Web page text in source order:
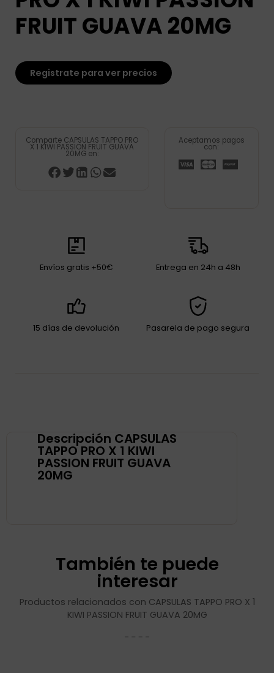
FRUIT GUAVA 20MG
Registrate para ver precios
Comparte CAPSULAS TAPPO PRO
X 1 KIWI PASSION FRUIT GUAVA
20MG en:
Aceptamos pagos
con:
Envíos gratis +50€ Entrega en 24h a 48h
15 días de devolución Pasarela de pago segura
Descripción CAPSULAS
TAPPO PRO X 1 KIWI
PASSION FRUIT GUAVA
20MG
También te puede
interesar
Productos relacionados con CAPSULAS TAPPO PRO X 1
KIWI PASSION FRUIT GUAVA 20MG